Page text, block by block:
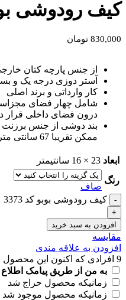
کیف رودوشی بوبو
830,000 تومان
از جنس پارچه کتان
آستر دوزی درجه یک و
کار وارداتی و برند اصلی
شامل چهار فضای
درون فضای داخلی قرار
بند دوشی از جنس برزنت
ممکن تقریبا 67 سانتی متر میباشد
ابعاد 23 × 16 سانتیمتر
رنگ
صاف
کیف رودوشی بوبو کد 3373 عدد
افزودن به سبد خرید
مقايسه
افزودن به علاقه مندی
9 افرادی که اکنون این محصول
به من از طریق پیامک اطلاع
زمانیکه محصول حراج شد
زمانیکه محصول موجود شد